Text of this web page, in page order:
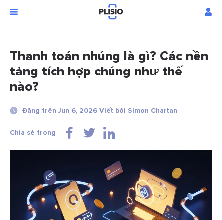
Thanh toán nhúng là gì? Các nền
tảng tích hợp chúng như thế
nào?
Đăng trên Jun 6, 2026 Viết bởi Simon Chartan
Chia sẻ trong